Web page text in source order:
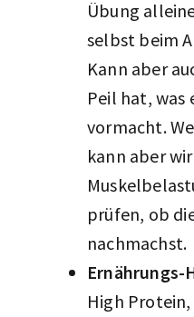
Übung
selbst beim
Kann aber
Peil hat,
vormacht.
kann aber
prüfen, ob
nachmachst.
Ernährungs-
High